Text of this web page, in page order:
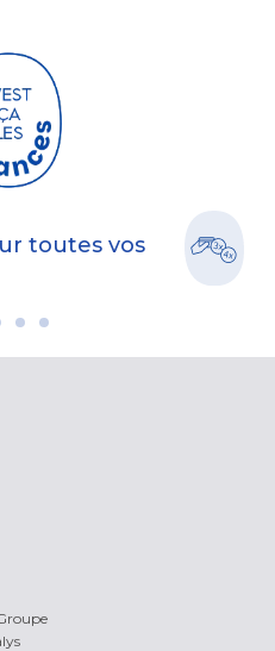
toutes vos